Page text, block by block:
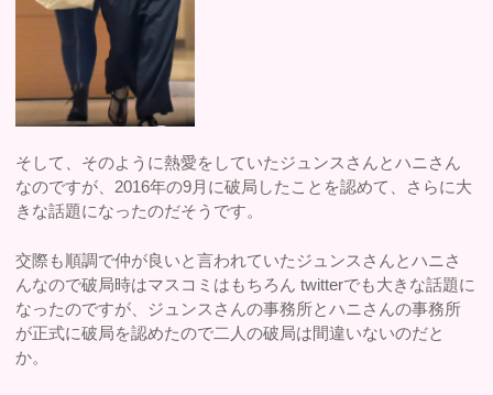
そして、そのように熱愛をしていたジュンスさんとハニさん
なのですが、2016年の9月に破局したことを認めて、さらに大
きな話題になったのだそうです。
交際も順調で仲が良いと言われていたジュンスさんとハニさ
んなので破局時はマスコミはもちろん twitterでも大きな話題に
なったのですが、ジュンスさんの事務所とハニさんの事務所
が正式に破局を認めたので二人の破局は間違いないのだと
か。